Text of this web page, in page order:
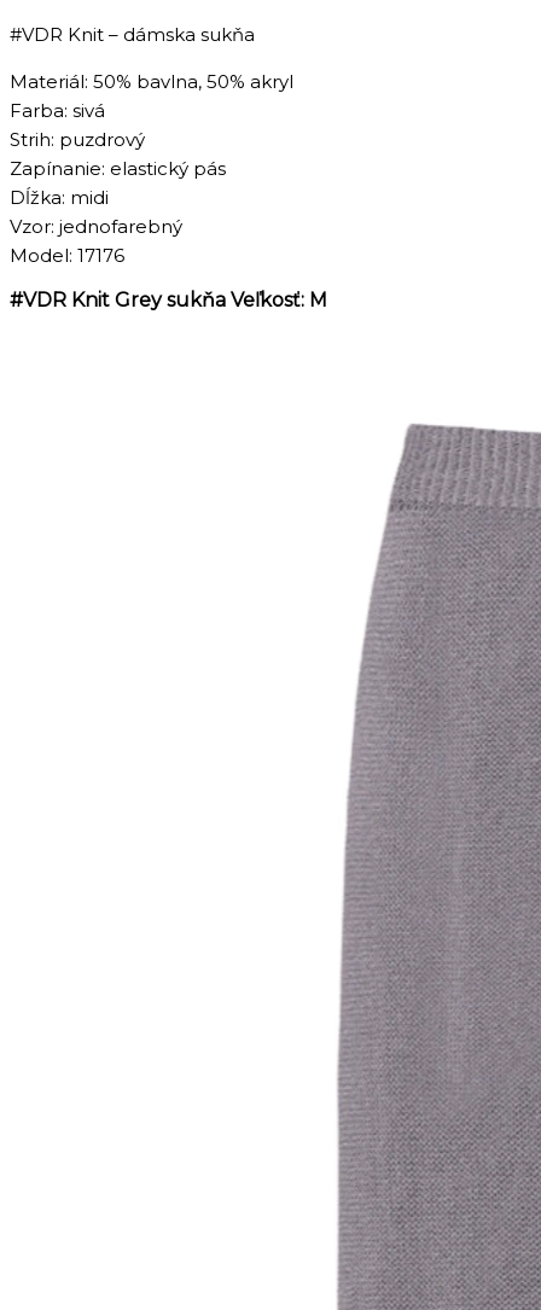
#VDR Knit – dámska sukňa
Materiál: 50% bavlna, 50% akryl
Farba: sivá
Strih: puzdrový
Zapínanie: elastický pás
Dĺžka: midi
Vzor: jednofarebný
Model: 17176
#VDR Knit Grey sukňa Veľkosť: M